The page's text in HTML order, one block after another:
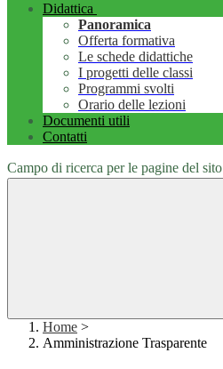
Didattica
Panoramica
Offerta formativa
Le schede didattiche
I progetti delle classi
Programmi svolti
Orario delle lezioni
Documenti utili
Contatti
Campo di ricerca per le pagine del sito
Home >
Amministrazione Trasparente